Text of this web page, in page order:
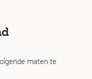
maten te